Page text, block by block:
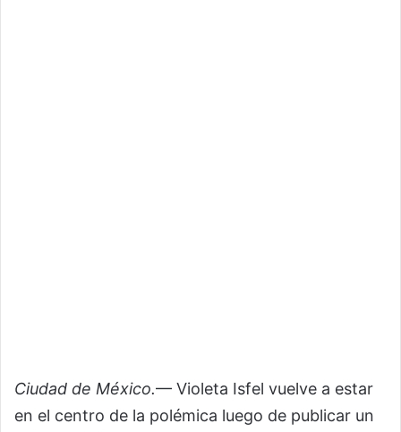
Ciudad de México.— Violeta Isfel vuelve a estar
en el centro de la polémica luego de publicar un